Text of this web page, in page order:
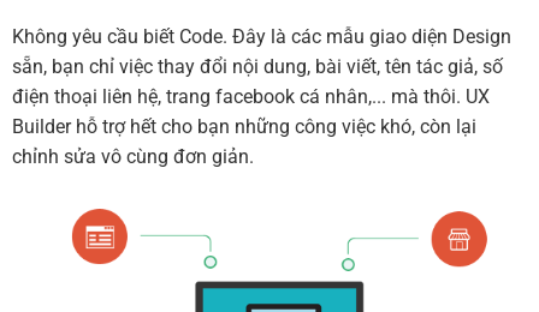
Không yêu cầu biết Code. Đây là các mẫu giao diện Design
sẵn, bạn chỉ việc thay đổi nội dung, bài viết, tên tác giả, số
điện thoại liên hệ, trang facebook cá nhân,... mà thôi. UX
Builder hỗ trợ hết cho bạn những công việc khó, còn lại
chỉnh sửa vô cùng đơn giản.